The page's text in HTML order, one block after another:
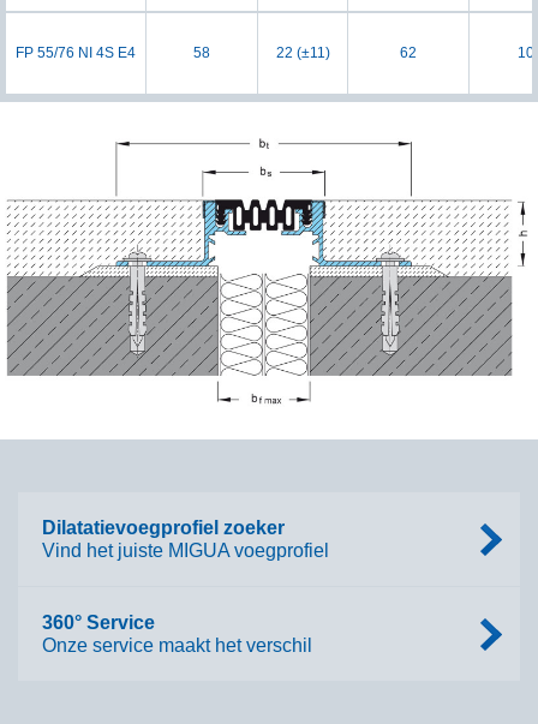
FP 55/76 NI 4S E4 58 22 (±11) 62
Dilatatievoegprofiel zoeker
Vind het juiste MIGUA voegprofiel
360° Service
Onze service maakt het verschil